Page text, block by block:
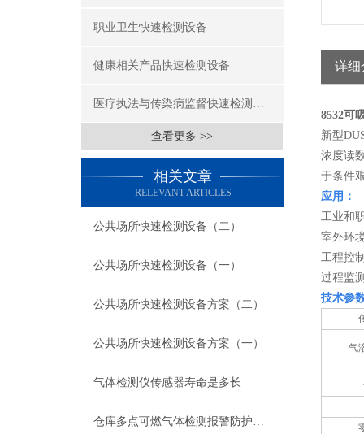
职业卫生快速检测设备
健康相关产品快速检测设备
医疗执法与传染病监督快速检测设备
查看更多 >>
相关文章
RELEVANT ARTICLES
公共场所快速检测设备（二）
公共场所快速检测设备（一）
公共场所快速检测设备方案（二）
公共场所快速检测设备方案（一）
气体检测仪传感器寿命是多长
仓库多点可燃气体检测报警防护解决方案
详细
8532可
新型
浓度读
于条件
应用：
工业和
室外环
工程控
过程监
技术参
气